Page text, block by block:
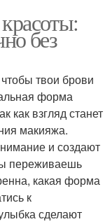
без
твои брови
форма
как взгляд станет
макияжа.
и создают
переживаешь
какая форма
к
сделают